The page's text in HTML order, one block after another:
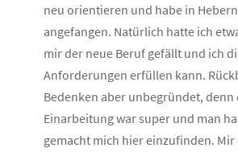
neu orientieren und habe in
angefangen. Natürlich hatte ich
mir der neue Beruf gefällt und ich
Anforderungen erfüllen kann.
Bedenken aber unbegründet, denn
Einarbeitung war super und man
gemacht mich hier einzufinden.